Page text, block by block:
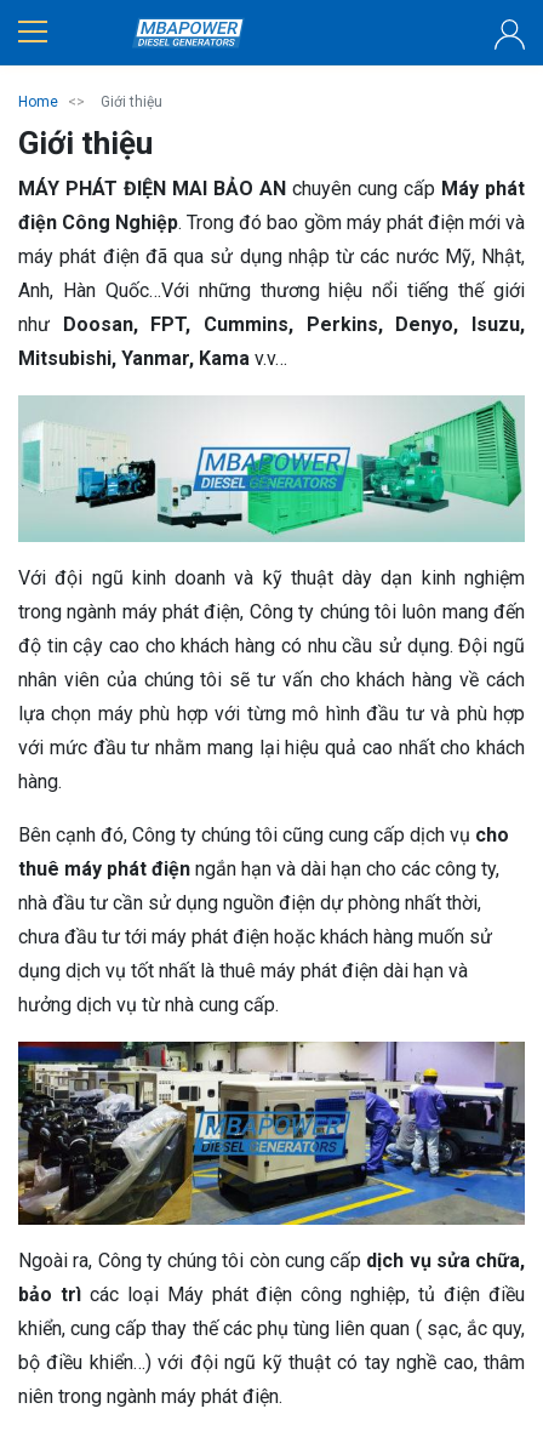
Home Giới thiệu
Giới thiệu
MÁY PHÁT ĐIỆN MAI BẢO AN chuyên cung cấp Máy phát
điện Công Nghiệp. Trong đó bao gồm máy phát điện mới và
máy phát điện đã qua sử dụng nhập từ các nước Mỹ, Nhật,
Anh, Hàn Quốc…Với những thương hiệu nổi tiếng thế giới
như Doosan, FPT, Cummins, Perkins, Denyo, Isuzu,
Mitsubishi, Yanmar, Kama v.v…
Với đội ngũ kinh doanh và kỹ thuật dày dạn kinh nghiệm
trong ngành máy phát điện, Công ty chúng tôi luôn mang đến
độ tin cậy cao cho khách hàng có nhu cầu sử dụng. Đội ngũ
nhân viên của chúng tôi sẽ tư vấn cho khách hàng về cách
lựa chọn máy phù hợp với từng mô hình đầu tư và phù hợp
với mức đầu tư nhằm mang lại hiệu quả cao nhất cho khách
hàng.
Bên cạnh đó, Công ty chúng tôi cũng cung cấp dịch vụ cho
thuê máy phát điện ngắn hạn và dài hạn cho các công ty,
nhà đầu tư cần sử dụng nguồn điện dự phòng nhất thời,
chưa đầu tư tới máy phát điện hoặc khách hàng muốn sử
dụng dịch vụ tốt nhất là thuê máy phát điện dài hạn và
hưởng dịch vụ từ nhà cung cấp.
Ngoài ra, Công ty chúng tôi còn cung cấp dịch vụ sửa chữa,
bảo trìcác loại Máy phát điện công nghiệp, tủ điện điều
khiển, cung cấp thay thế các phụ tùng liên quan ( sạc, ắc quy,
bộ điều khiển…) với đội ngũ kỹ thuật có tay nghề cao, thâm
niên trong ngành máy phát điện.